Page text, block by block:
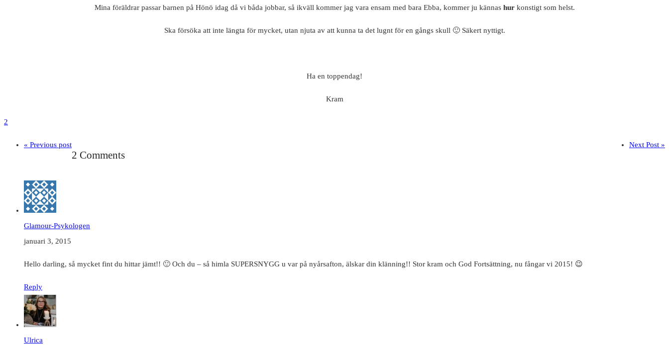
Mina föräldrar passar barnen på Hönö idag då vi båda jobbar, så ikväll kommer jag vara ensam med bara Ebba, kommer ju kännas hurkonstigt som helst.
Ska försöka att inte längta för mycket, utan njuta av att kunna ta det lugnt för en gångs skull 🙂 Säkert nyttigt.
Ha en toppendag!
Kram
2
« Previous post Next Post »
2 Comments
Glamour-Psykologen
januari 3, 2015
Hello darling, så mycket fint du hittar jämt!! 🙂 Och du – så himla SUPERSNYGG u var på nyårsafton, älskar din klänning!! Stor kram och God Fortsättning, nu fångar vi 2015! 😉
Reply
Ulrica